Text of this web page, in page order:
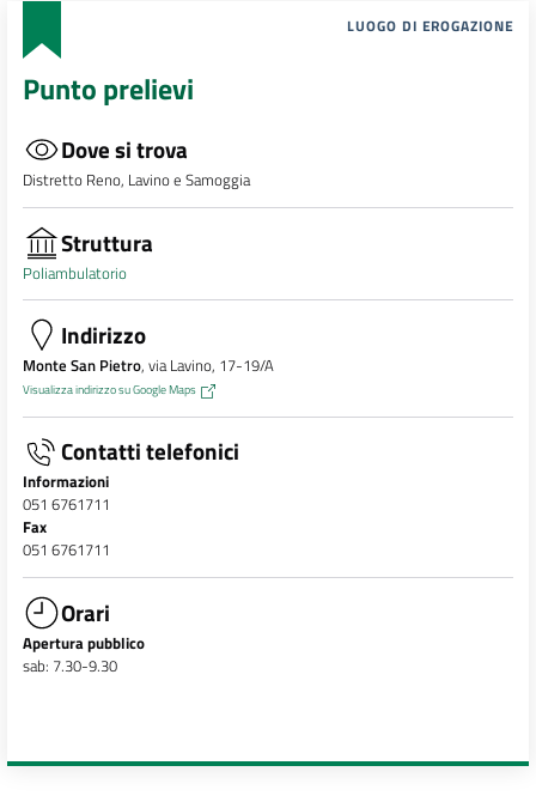
LUOGO DI EROGAZIONE
Punto prelievi
Dove si trova
Distretto Reno, Lavino e Samoggia
Struttura
Poliambulatorio
Indirizzo
Monte San Pietro, via Lavino, 17-19/A
Visualizza indirizzo su Google Maps
Contatti telefonici
Informazioni
051 6761711
Fax
051 6761711
Orari
Apertura pubblico
sab: 7.30-9.30